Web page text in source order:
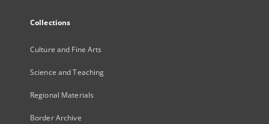
Collections
Culture and Fine Arts
Science and Teaching
Regional Materials
Border Archive